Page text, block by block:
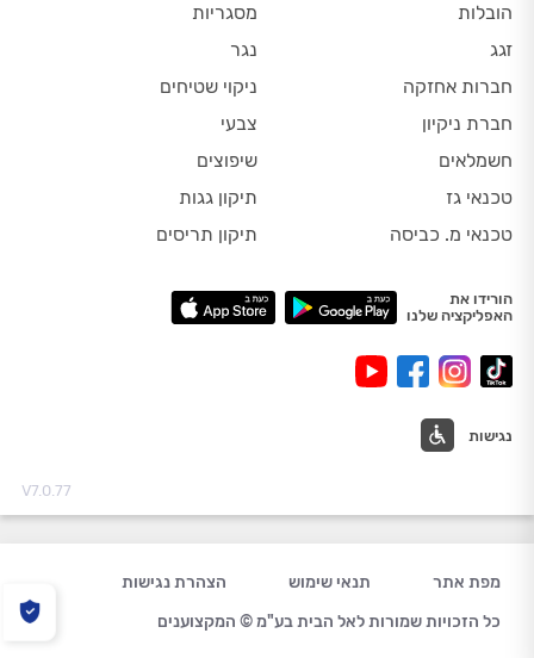
הובלות
זגג
חברות אחזקה
חברת ניקיון
חשמלאים
טכנאי גז
טכנאי מ. כביסה
מסגריות
נגר
ניקוי שטיחים
צבעי
שיפוצים
תיקון גגות
תיקון תריסים
הורידו את
האפליקציה שלנו
נגישות
V7.0.77
מפת אתר תנאי שימוש
הצהרת נגישות
כל הזכויות שמורות לאל הבית בע"מ © המקצוענים